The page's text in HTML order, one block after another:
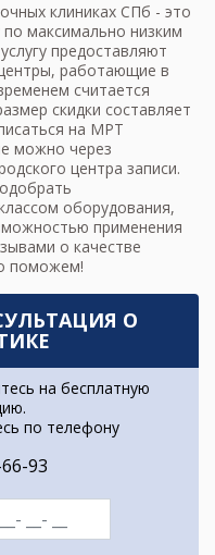
клиниках СПб - это
максимально низким
предоставляют
работающие в
считается
скидки составляет
на МРТ
можно через
центра записи.
оборудования,
применения
о качестве
поможем!
О
на бесплатную
по телефону
93